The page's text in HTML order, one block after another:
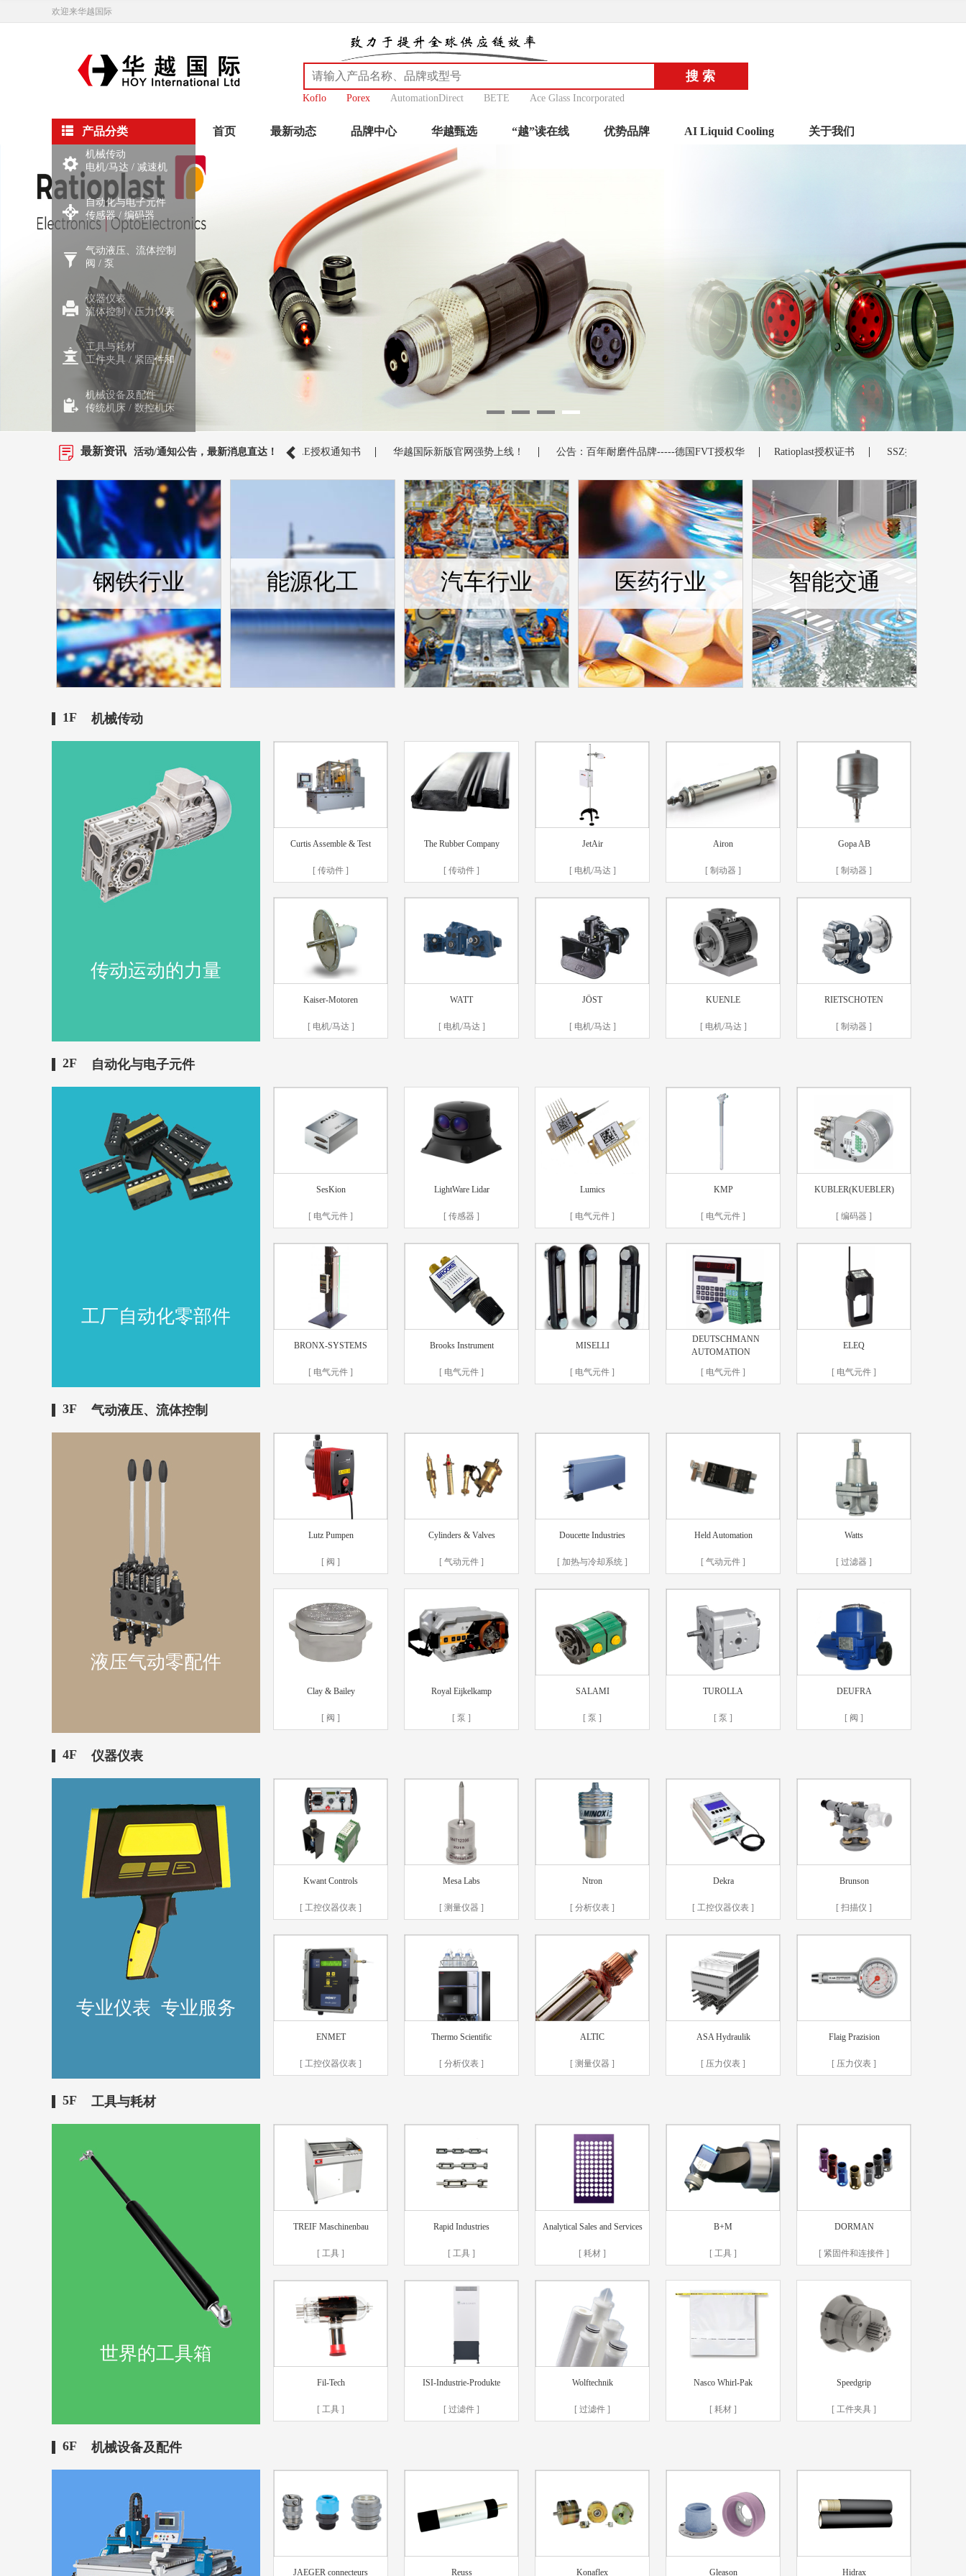
欢迎来华越国际
Koflo Porex AutomationDirect BETE Ace Glass Incorporated
首页 最新动态 品牌中心 华越甄选 “越”读在线 优势品牌 AI Liquid Cooling 关于我们
产品分类
机械传动
电机/马达 / 减速机
自动化与电子元件
传感器/ 编码器
气动液压、流体控制
阀 / 泵
仪器仪表
流体控制 /压力仪表
工具与耗材
工件夹具 / 紧固件和
机械设备及配件
传统机床 / 数控机床
最新资讯 活动/通知公告，最新消息直达！
SSZ授权证书 Badger Meter授权通知 RLE授权通知书 华越国际新版官网强势上线！ 公告：百年耐磨件品牌-----德国FVT授权华 Ratioplast授权证书 SSZ授权证书
钢铁行业
钢铁行业
钢铁行业画册电子版
能源化工
能源化工画册电子版
汽车行业
汽车行业画册电子版
医药行业 智能交通
智能交通行业画册电子版
1F 机械传动
传动运动的力量
Curtis Assemble & Test
[ 传动件 ]
The Rubber Company
[ 传动件 ]
JetAir
[ 电机/马达 ]
Airon
[ 制动器 ]
Gopa AB
[ 制动器 ]
Kaiser-Motoren
[ 电机/马达 ]
WATT
[ 电机/马达 ]
JÖST
[ 电机/马达 ]
KUENLE
[ 电机/马达 ]
RIETSCHOTEN
[ 制动器 ]
2F 自动化与电子元件
工厂自动化零部件
SesKion
[ 电气元件 ]
LightWare Lidar
[ 传感器 ]
Lumics
[ 电气元件 ]
KMP
[ 电气元件 ]
KUBLER(KUEBLER)
[ 编码器 ]
BRONX-SYSTEMS
[ 电气元件 ]
Brooks Instrument
[ 电气元件 ]
MISELLI
[ 电气元件 ]
DEUTSCHMANN
AUTOMATION
[ 电气元件 ]
ELEQ
[ 电气元件 ]
3F 气动液压、流体控制
液压气动零配件
Lutz Pumpen
[ 阀 ]
Cylinders & Valves
[ 气动元件 ]
Doucette Industries
[ 加热与冷却系统 ]
Held Automation
[ 气动元件 ]
Watts
[ 过滤器 ]
Clay & Bailey
[ 阀 ]
Royal Eijkelkamp
[ 泵 ]
SALAMI
[ 泵 ]
TUROLLA
[ 泵 ]
DEUFRA
[ 阀 ]
4F 仪器仪表
专业仪表 专业服务
Kwant Controls
[ 工控仪器仪表 ]
Mesa Labs
[ 测量仪器 ]
Ntron
[ 分析仪表 ]
Dekra
[ 工控仪器仪表 ]
Brunson
[ 扫描仪 ]
ENMET
[ 工控仪器仪表 ]
Thermo Scientific
[ 分析仪表 ]
ALTIC
[ 测量仪器 ]
ASA Hydraulik
[ 压力仪表 ]
Flaig Prazision
[ 压力仪表 ]
5F 工具与耗材
世界的工具箱
TREIF Maschinenbau
[ 工具 ]
Rapid Industries
[ 工具 ]
Analytical Sales and Services
[ 耗材 ]
B+M
[ 工具 ]
DORMAN
[ 紧固件和连接件 ]
Fil-Tech
[ 工具 ]
ISI-Industrie-Produkte
[ 过滤件 ]
Wolftechnik
[ 过滤件 ]
Nasco Whirl-Pak
[ 耗材 ]
Speedgrip
[ 工件夹具 ]
6F 机械设备及配件
JAEGER connecteurs Reuss Konaflex Gleason Hidrax